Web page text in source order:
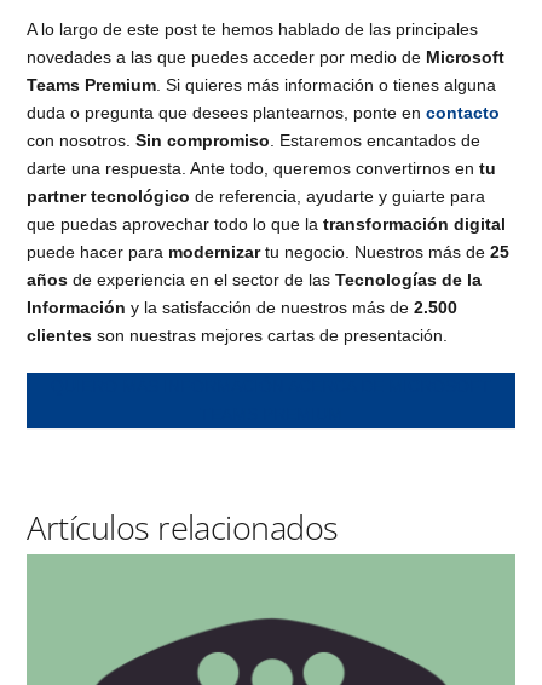
A lo largo de este post te hemos hablado de las principales
novedades a las que puedes acceder por medio de Microsoft
Teams Premium. Si quieres más información o tienes alguna
duda o pregunta que desees plantearnos, ponte encontacto
con nosotros.Sin compromiso. Estaremos encantados de
darte una respuesta. Ante todo, queremos convertirnos entu
partner tecnológico de referencia, ayudarte y guiarte para
que puedas aprovechar todo lo que latransformación digital
puede hacer para modernizartu negocio. Nuestros más de25
añosde experiencia en el sector de lasTecnologías de la
Información y la satisfacción de nuestros más de2.500
clientes son nuestras mejores cartas de presentación.